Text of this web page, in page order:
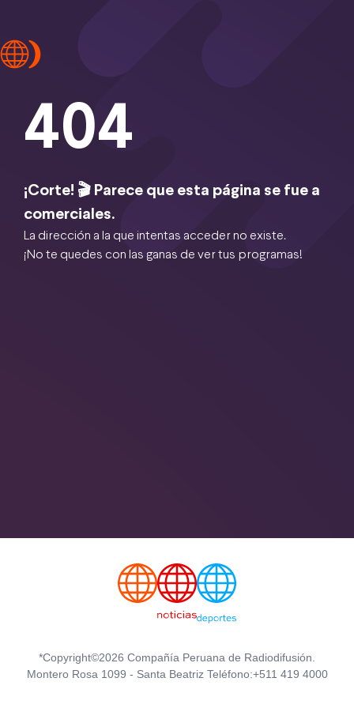
404
¡Corte! 🎬 Parece que esta página se fue a
comerciales.
La dirección a la que intentas acceder no existe.
¡No te quedes con las ganas de ver tus programas!
*Copyright©2026 Compañía Peruana de Radiodifusión.
Montero Rosa 1099 - Santa Beatriz Teléfono:+511 419 4000